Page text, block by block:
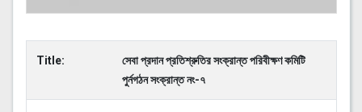
Title:
সেবা প্রদান প্রতিশ্রুতির সংক্রান্ত পরিবীক্ষণ কমিটি
পুর্নগঠন সংক্রান্ত নং-৭